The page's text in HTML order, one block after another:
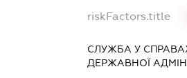
riskFactors.title
СЛУЖБА У
ДЕРЖАВНОЇ